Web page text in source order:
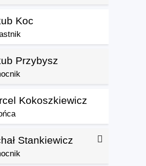
Koc
Przybysz
Kokoszkiewicz
Stankiewicz